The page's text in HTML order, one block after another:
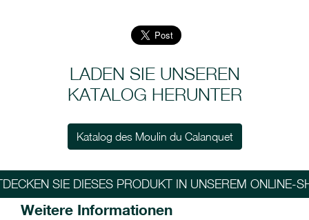
LADEN SIE UNSEREN
KATALOG HERUNTER
Katalog des Moulin du Calanquet
SIE DIESES PRODUKT IN UNSEREM ONLINE-
Weitere Informationen